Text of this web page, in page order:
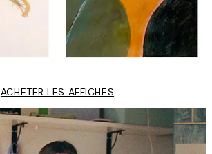
ACHETER LES AFFICHES